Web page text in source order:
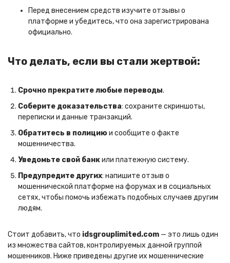
Перед внесением средств изучите отзывы о
платформе и убедитесь, что она зарегистрирована
официально.
Что делать, если вы стали жертвой:
Срочно прекратите любые переводы.
Соберите доказательства: сохраните скриншоты,
переписки и данные транзакций.
Обратитесь в полицию и сообщите о факте
мошенничества.
Уведомьте свой банкили платежную систему.
Предупредите других: напишите отзыв о
мошеннической платформе на форумах и в социальных
сетях, чтобы помочь избежать подобных случаев другим
людям.
Стоит добавить, что idsgrouplimited.com — это лишь один
из множества сайтов, контролируемых данной группой
мошенников. Ниже приведены другие их мошеннические